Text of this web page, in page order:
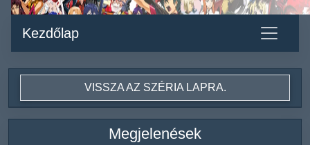
Kezdőlap
VISSZA AZ SZÉRIA LAPRA.
Megjelenések